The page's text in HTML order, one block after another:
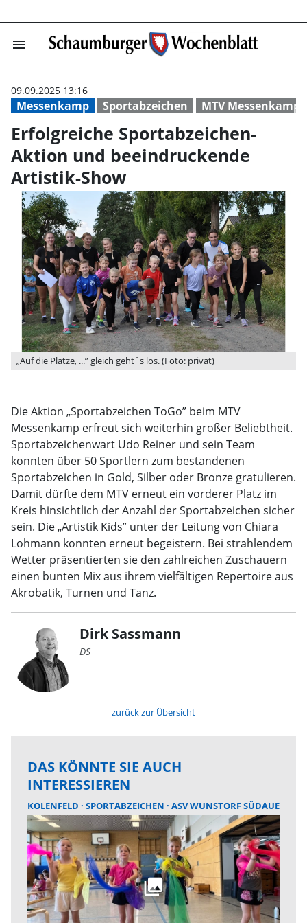
menu Erfolgreiche
Messenkamp Sportabzeichen MTV Messenkamp
09.09.2025 13:16
Erfolgreiche Sportabzeichen-
Aktion und beeindruckende
Artistik-Show
„Auf die Plätze, ...” gleich geht´s los. (Foto: privat)
Die Aktion „Sportabzeichen ToGo” beim MTV
Messenkamp erfreut sich weiterhin großer Beliebtheit.
Sportabzeichenwart Udo Reiner und sein Team
konnten über 50 Sportlern zum bestandenen
Sportabzeichen in Gold, Silber oder Bronze gratulieren.
Damit dürfte dem MTV erneut ein vorderer Platz im
Kreis hinsichtlich der Anzahl der Sportabzeichen sicher
sein. Die „Artistik Kids” unter der Leitung von Chiara
Lohmann konnten erneut begeistern. Bei strahlendem
Wetter präsentierten sie den zahlreichen Zuschauern
einen bunten Mix aus ihrem vielfältigen Repertoire aus
Akrobatik, Turnen und Tanz.
Dirk Sassmann
DS
zurück zur Übersicht
DAS KÖNNTE SIE AUCH
INTERESSIEREN
KOLENFELD SPORTABZEICHEN ASV WUNSTORF SÜDAUE